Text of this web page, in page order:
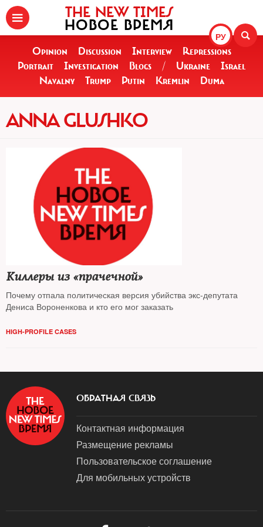
РУ
THE NEW TIMES
НОВОЕ ВРЕМЯ
Opinion Discussion Interview
Repressions
Portrait
Investigation Blogs / Ukraine
Israel
Navalny
Trump Putin Kremlin Duma
ANNA GLUSHKO
Киллеры из «прачечной»
Почему отпала политическая версия убийства экс-депутата
Дениса Вороненкова и кто его мог заказать
HIGH-PROFILE CASES
ОБРАТНАЯ СВЯЗЬ
Контактная информация
Размещение рекламы
Пользовательское соглашение
Для мобильных устройств